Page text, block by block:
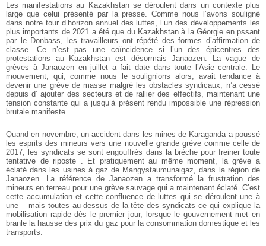
Les manifestations au Kazakhstan se déroulent dans un contexte plus
large que celui présenté par la presse. Comme nous l’avons souligné
dans notre tour d’horizon annuel des luttes, l’un des développements les
plus importants de 2021 a été que du Kazakhstan à la Géorgie en pssant
par le Donbass, les travailleurs ont répété des formes d’affirmation de
classe. Ce n’est pas une coïncidence si l’un des épicentres des
protestations au Kazakhstan est désormais Janaozen. La vague de
grèves à Janaozen en juillet a fait date dans toute l’Asie centrale. Le
mouvement, qui, comme nous le soulignions alors, avait tendance à
devenir une grève de masse malgré les obstacles syndicaux, n’a cessé
depuis d’ ajouter des secteurs et de rallier des effectifs, maintenant une
tension constante qui a jusqu’à présent rendu impossible une répression
brutale manifeste.
Quand en novembre, un accident dans les mines de Karaganda a poussé
les esprits des mineurs vers une nouvelle grande grève comme celle de
2017, les syndicats se sont engouffrés dans la brèche pour freiner toute
tentative de riposte . Et pratiquement au même moment, la grève a
éclaté dans les usines à gaz de Mangystaumunaigaz, dans la région de
Janaozen. La référence de Janaozen a transformé la frustration des
mineurs en terreau pour une grève sauvage qui a maintenant éclaté. C’est
cette accumulation et cette confluence de luttes qui se déroulent une à
une – mais toutes au-dessus de la tête des syndicats ce qui explique la
mobilisation rapide dès le premier jour, lorsque le gouvernement met en
branle la hausse des prix du gaz pour la consommation domestique et les
transports.